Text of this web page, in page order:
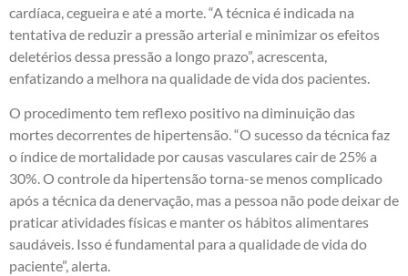
cardíaca, cegueira e até a morte. “A técnica é indicada na
tentativa de reduzir a pressão arterial e minimizar os efeitos
deletérios dessa pressão a longo prazo”, acrescenta,
enfatizando a melhora na qualidade de vida dos pacientes.
O procedimento tem reflexo positivo na diminuição das
mortes decorrentes de hipertensão. “O sucesso da técnica faz
o índice de mortalidade por causas vasculares cair de 25% a
30%. O controle da hipertensão torna-se menos complicado
após a técnica da denervação, mas a pessoa não pode deixar de
praticar atividades físicas e manter os hábitos alimentares
saudáveis. Isso é fundamental para a qualidade de vida do
paciente”, alerta.